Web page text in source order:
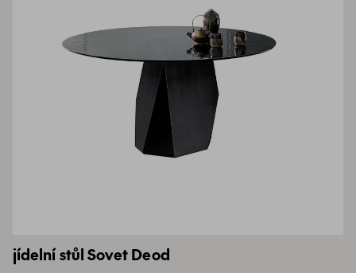
jídelní stůl Sovet Deod